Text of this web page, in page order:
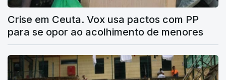
Crise em Ceuta. Vox usa pactos com PP
para se opor ao acolhimento de menores